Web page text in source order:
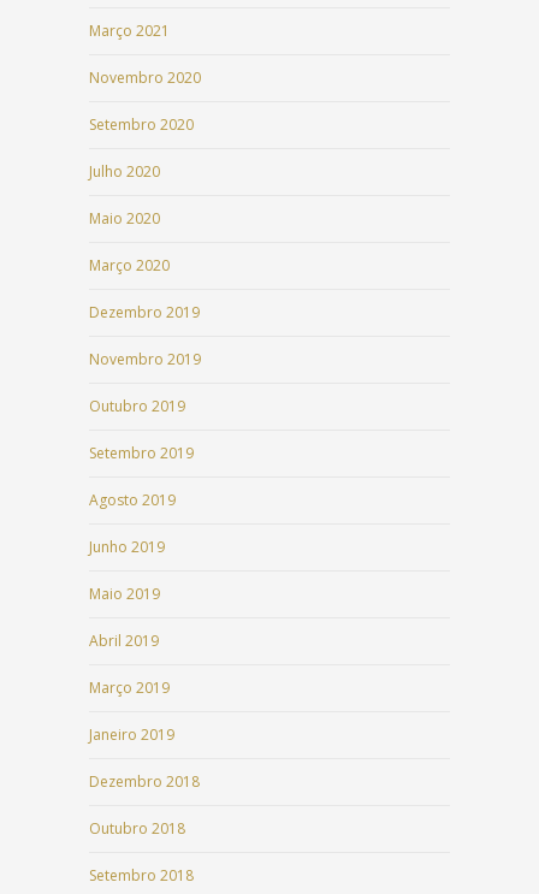
Março 2021
Novembro 2020
Setembro 2020
Julho 2020
Maio 2020
Março 2020
Dezembro 2019
Novembro 2019
Outubro 2019
Setembro 2019
Agosto 2019
Junho 2019
Maio 2019
Abril 2019
Março 2019
Janeiro 2019
Dezembro 2018
Outubro 2018
Setembro 2018